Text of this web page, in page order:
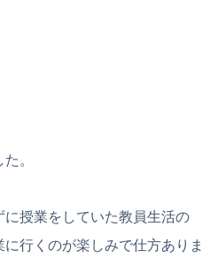
。
に授業をしていた教員生活の
に行くのが楽しみで仕方ありま